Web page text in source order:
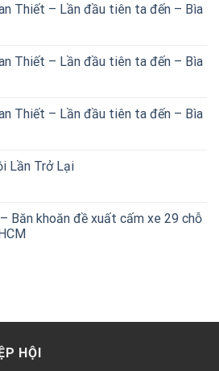
Thiết – Lần đầu tiên ta đến – Bìa
Thiết – Lần đầu tiên ta đến – Bìa
Thiết – Lần đầu tiên ta đến – Bìa
Lần Trở Lại
Băn khoăn đề xuất cấm xe 29 chỗ
HỘI